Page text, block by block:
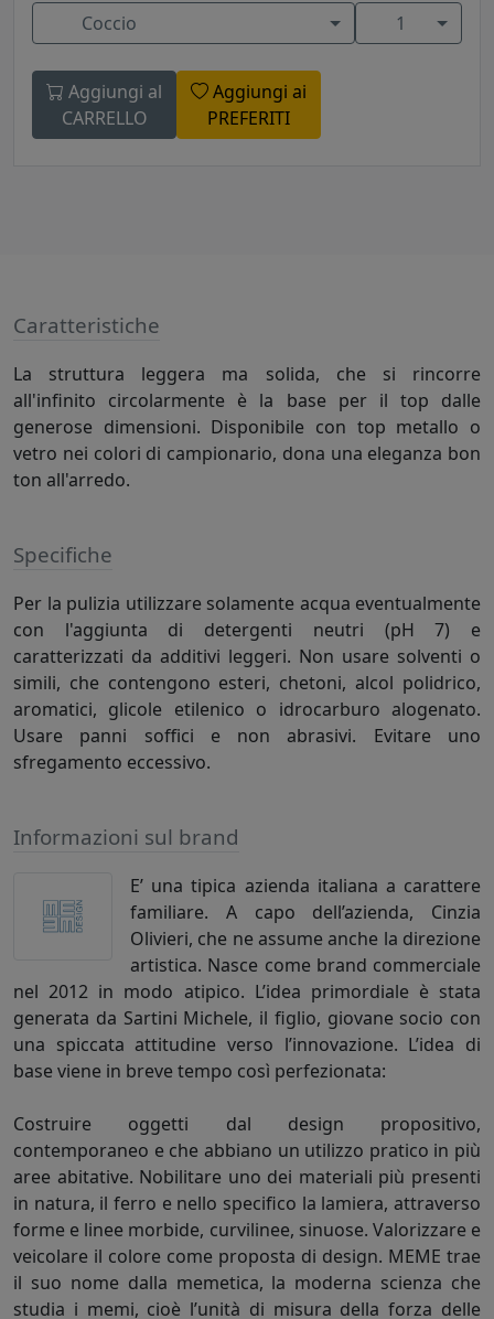
Coccio 1
Aggiungi al
CARRELLO
Aggiungi ai
PREFERITI
Caratteristiche
La struttura leggera ma solida, che si rincorre
all'infinito circolarmente è la base per il top dalle
generose dimensioni. Disponibile con top metallo o
vetro nei colori di campionario, dona una eleganza bon
ton all'arredo.
Specifiche
Per la pulizia utilizzare solamente acqua eventualmente
con l'aggiunta di detergenti neutri (pH 7) e
caratterizzati da additivi leggeri. Non usare solventi o
simili, che contengono esteri, chetoni, alcol polidrico,
aromatici, glicole etilenico o idrocarburo alogenato.
Usare panni soffici e non abrasivi. Evitare uno
sfregamento eccessivo.
Informazioni sul brand
E’ una tipica azienda italiana a carattere
familiare. A capo dell’azienda, Cinzia
Olivieri, che ne assume anche la direzione
artistica. Nasce come brand commerciale
nel 2012 in modo atipico. L’idea primordiale è stata
generata da Sartini Michele, il figlio, giovane socio con
una spiccata attitudine verso l’innovazione. L’idea di
base viene in breve tempo così perfezionata:
Costruire oggetti dal design propositivo,
contemporaneo e che abbiano un utilizzo pratico in più
aree abitative. Nobilitare uno dei materiali più presenti
in natura, il ferro e nello specifico la lamiera, attraverso
forme e linee morbide, curvilinee, sinuose. Valorizzare e
veicolare il colore come proposta di design. MEME trae
il suo nome dalla memetica, la moderna scienza che
studia i memi, cioè l’unità di misura della forza delle